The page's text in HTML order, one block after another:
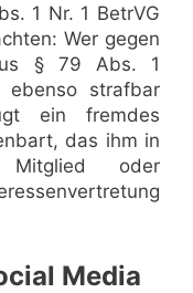
1 Nr. 1 BetrVG
Wer gegen
§ 79 Abs. 1
ebenso strafbar
ein fremdes
das ihm in
oder
Media